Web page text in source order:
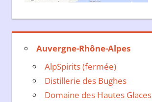
Auvergne-Rhône-Alpes
AlpSpirits (fermée)
Distillerie des Bughes
Domaine des Hautes Glaces